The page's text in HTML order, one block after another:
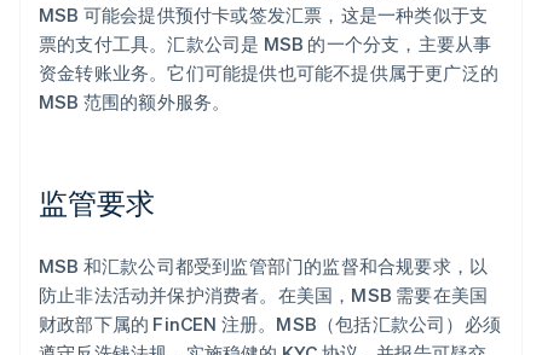
MSB 可能会提供预付卡或签发汇票，这是一种类似于支
票的支付工具。汇款公司是 MSB 的一个分支，主要从事
资金转账业务。它们可能提供也可能不提供属于更广泛的
MSB 范围的额外服务。
监管要求
MSB 和汇款公司都受到监管部门的监督和合规要求，以
防止非法活动并保护消费者。在美国，MSB 需要在美国
财政部下属的 FinCEN 注册。MSB（包括汇款公司）必须